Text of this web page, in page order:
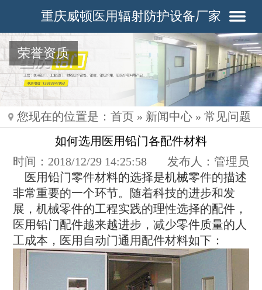
重庆威顿医用辐射防护设备厂家
荣誉资质
您现在的位置是： 首页 » 新闻中心» 常见问题
如何选用医用铅门各配件材料
时间：2018/12/29 14:25:58
发布人：管理员
医用铅门零件材料的选择是机械零件的描述
非常重要的一个环节。随着科技的进步和发
展，机械零件的工程实践的理性选择的配件，
医用铅门配件越来越进步，减少零件质量的人
工成本，医用自动门通用配件材料如下：